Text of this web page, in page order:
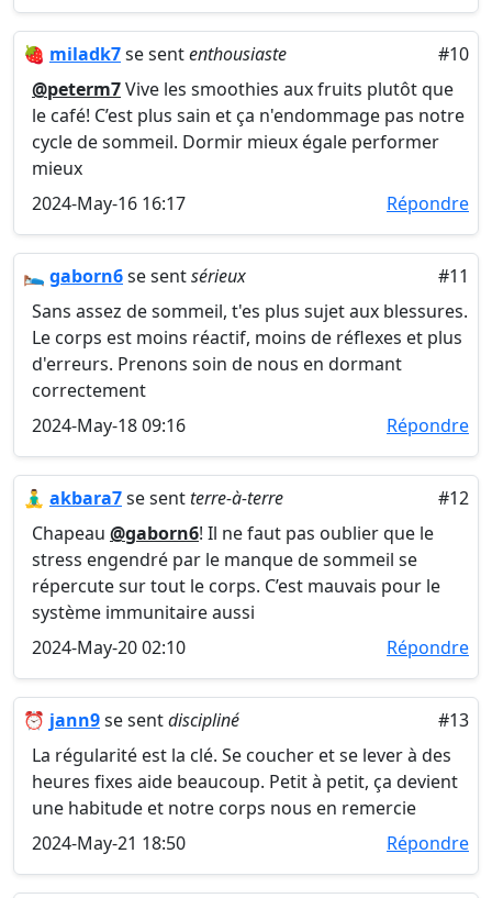
🍓 miladk7se sententhousiaste
#10
@peterm7Vive les smoothies aux fruits plutôt que
le café! C’est plus sain et ça n'endommage pas notre
cycle de sommeil. Dormir mieux égale performer
mieux
2024-May-16 16:17
Répondre
🛌 gaborn6se sentsérieux
#11
Sans assez de sommeil, t'es plus sujet aux blessures.
Le corps est moins réactif, moins de réflexes et plus
d'erreurs. Prenons soin de nous en dormant
correctement
2024-May-18 09:16
Répondre
🧘‍♂️ akbara7se sentterre-à-terre
#12
Chapeau @gaborn6! Il ne faut pas oublier que le
stress engendré par le manque de sommeil se
répercute sur tout le corps. C’est mauvais pour le
système immunitaire aussi
2024-May-20 02:10
Répondre
⏰ jann9se sentdiscipliné
#13
La régularité est la clé. Se coucher et se lever à des
heures fixes aide beaucoup. Petit à petit, ça devient
une habitude et notre corps nous en remercie
2024-May-21 18:50
Répondre